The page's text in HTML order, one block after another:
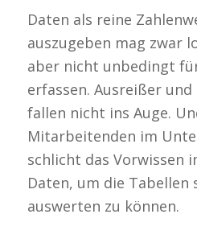
Daten als reine
auszugeben mag zwar
aber nicht unbedingt
erfassen. Ausreißer
fallen nicht ins Auge.
Mitarbeitenden im
schlicht das Vorwissen
Daten, um die
auswerten zu können.